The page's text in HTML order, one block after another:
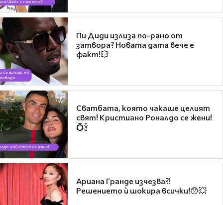
Пи Диди излиза по-рано от
затвора? Новата дата вече е
факт!💥
Сватбата, която чакаше целият
свят! Кристиано Роналдо се жени!
💍🍾
Ариана Гранде изчезва?!
Решението ѝ шокира всички!😯💥